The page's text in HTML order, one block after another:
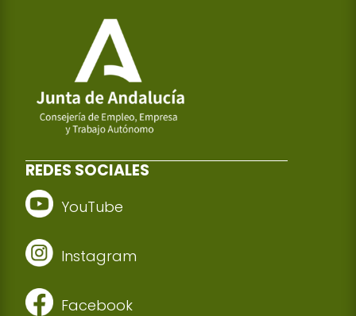
REDES SOCIALES
YouTube
Instagram
Facebook